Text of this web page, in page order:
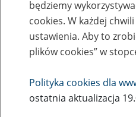
Zaproś ZUS do
eZUS w siedzibie
Rodzaj wydarzenia
Szkolenia
będziemy
cookies. W każdej
ustawienia. Aby to
plików cookies” w
Polityka cookies dla
ostatnia aktualizacja